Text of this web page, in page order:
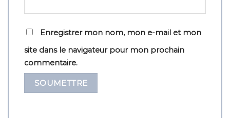
Enregistrer mon nom, mon e-mail et mon
site dans le navigateur pour mon prochain
commentaire.